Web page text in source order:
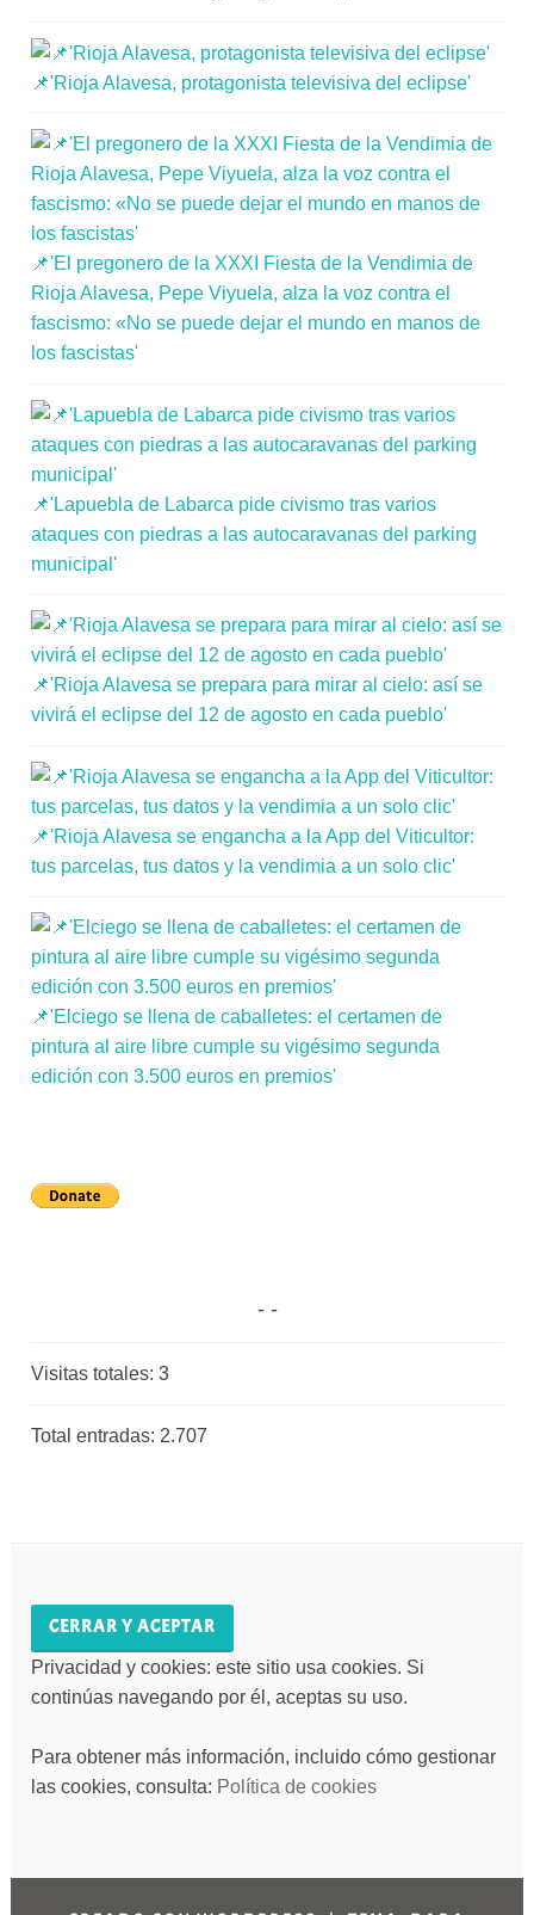
📌'Rioja Alavesa, protagonista televisiva del eclipse'
📌'El pregonero de la XXXI Fiesta de la Vendimia de
Rioja Alavesa, Pepe Viyuela, alza la voz contra el
fascismo: «No se puede dejar el mundo en manos de
los fascistas'
📌'Lapuebla de Labarca pide civismo tras varios
ataques con piedras a las autocaravanas del parking
municipal'
📌'Rioja Alavesa se prepara para mirar al cielo: así se
vivirá el eclipse del 12 de agosto en cada pueblo'
📌'Rioja Alavesa se engancha a la App del Viticultor:
tus parcelas, tus datos y la vendimia a un solo clic'
📌'Elciego se llena de caballetes: el certamen de
pintura al aire libre cumple su vigésimo segunda
edición con 3.500 euros en premios'
Visitas totales:3
Total entradas: 2.707
Privacidad y cookies: este sitio usa cookies. Si
continúas navegando por él, aceptas su uso.
Para obtener más información, incluido cómo gestionar
las cookies, consulta: Política de cookies